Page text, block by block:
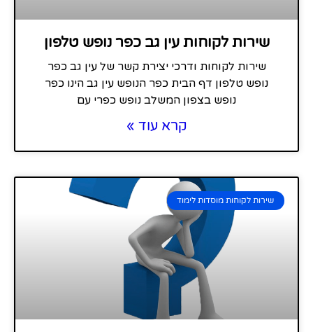
שירות לקוחות עין גב כפר נופש טלפון
שירות לקוחות ודרכי יצירת קשר של עין גב כפר
נופש טלפון דף הבית כפר הנופש עין גב הינו כפר
נופש בצפון המשלב נופש כפרי עם
קרא עוד »
שירות לקוחות מוסדות לימוד